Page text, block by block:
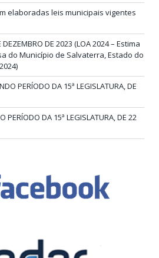
elaboradas leis municipais vigentes
DEZEMBRO DE 2023 (LOA 2024 – Estima
do Município de Salvaterra, Estado do
PERÍODO DA 15ª LEGISLATURA, DE
PERÍODO DA 15ª LEGISLATURA, DE 22